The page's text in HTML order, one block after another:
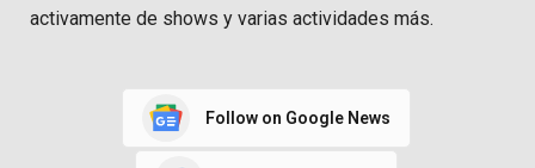
activamente de shows y varias actividades más.
Follow on Google News